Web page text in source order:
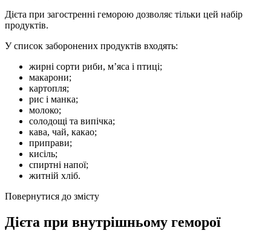
Дієта при загостренні геморою дозволяє тільки цей набір
продуктів.
У список заборонених продуктів входять:
жирні сорти риби, м’яса і птиці;
макарони;
картопля;
рис і манка;
молоко;
солодощі та випічка;
кава, чай, какао;
приправи;
кисіль;
спиртні напої;
житній хліб.
Повернутися до змісту
Дієта при внутрішньому геморої